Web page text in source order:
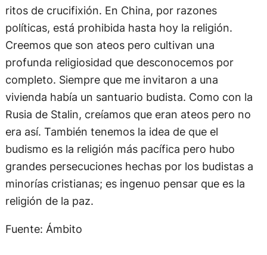
ritos de crucifixión. En China, por razones
políticas, está prohibida hasta hoy la religión.
Creemos que son ateos pero cultivan una
profunda religiosidad que desconocemos por
completo. Siempre que me invitaron a una
vivienda había un santuario budista. Como con la
Rusia de Stalin, creíamos que eran ateos pero no
era así. También tenemos la idea de que el
budismo es la religión más pacífica pero hubo
grandes persecuciones hechas por los budistas a
minorías cristianas; es ingenuo pensar que es la
religión de la paz.
Fuente: Ámbito